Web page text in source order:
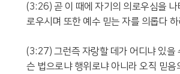
(3:26) 곧 이 때에 자기의 의로우심을 나
로우시며 또한 예수 믿는 자를 의롭다
(3:27) 그런즉 자랑할 데가 어디냐 있을
슨 법으로냐 행위로냐 아니라 오직 믿음